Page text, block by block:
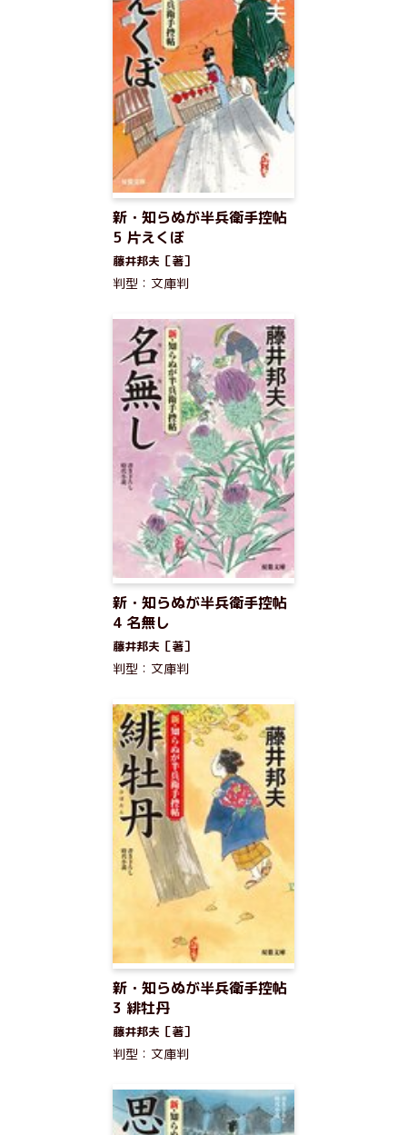
新・知らぬが半兵衛手控帖
5 片えくぼ
藤井邦夫［著］
判型：文庫判
新・知らぬが半兵衛手控帖
4 名無し
藤井邦夫［著］
判型：文庫判
新・知らぬが半兵衛手控帖
3 緋牡丹
藤井邦夫［著］
判型：文庫判